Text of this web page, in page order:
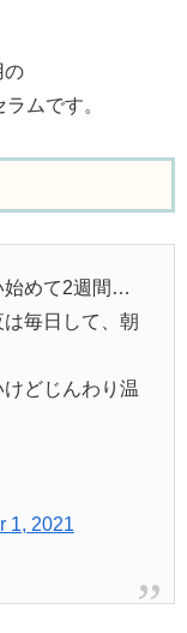
の
ムです。
始めて2週間…
毎日して、朝
どじんわり温
1, 2021